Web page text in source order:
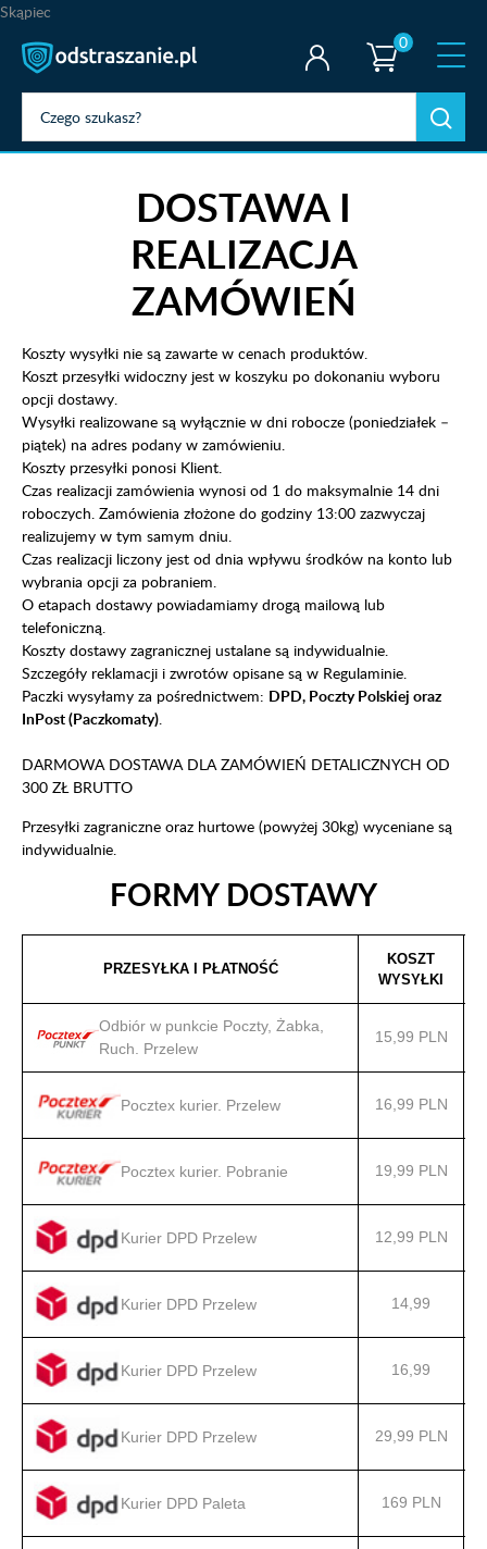
Skąpiec
0
DOSTAWA I
REALIZACJA
ZAMÓWIEŃ
Koszty wysyłki nie są zawarte w cenach produktów.
Koszt przesyłki widoczny jest w koszyku po dokonaniu wyboru
opcji dostawy.
Wysyłki realizowane są wyłącznie w dni robocze (poniedziałek –
piątek) na adres podany w zamówieniu.
Koszty przesyłki ponosi Klient.
Czas realizacji zamówienia wynosi od 1 do maksymalnie 14 dni
roboczych. Zamówienia złożone do godziny 13:00 zazwyczaj
realizujemy w tym samym dniu.
Czas realizacji liczony jest od dnia wpływu środków na konto lub
wybrania opcji za pobraniem.
O etapach dostawy powiadamiamy drogą mailową lub
telefoniczną.
Koszty dostawy zagranicznej ustalane są indywidualnie.
Szczegóły reklamacji i zwrotów opisane są w Regulaminie.
Paczki wysyłamy za pośrednictwem: DPD, Poczty Polskiej oraz
InPost (Paczkomaty).
DARMOWA DOSTAWA DLA ZAMÓWIEŃ DETALICZNYCH OD
300 ZŁ BRUTTO
Przesyłki zagraniczne oraz hurtowe (powyżej 30kg) wyceniane są
indywidualnie.
FORMY DOSTAWY
PRZESYŁKA I PŁATNOŚĆ
KOSZT
WYSYŁKI
Odbiór w punkcie Poczty, Żabka,
Ruch. Przelew
15,99 PLN
Pocztex kurier. Przelew 16,99 PLN
Pocztex kurier. Pobranie 19,99 PLN
Kurier DPD Przelew 12,99 PLN
Kurier DPD Przelew 14,99
Kurier DPD Przelew 16,99
Kurier DPD Przelew 29,99 PLN
Kurier DPD Paleta 169 PLN